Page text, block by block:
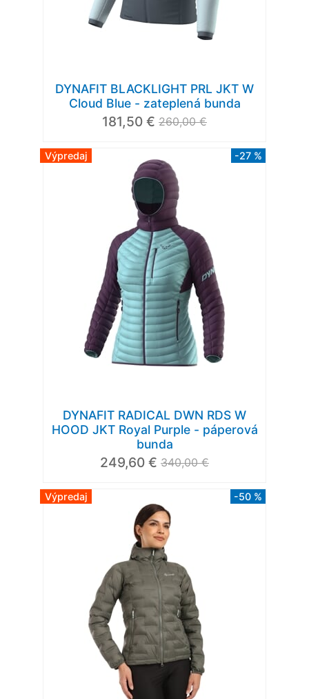
DYNAFIT BLACKLIGHT PRL JKT W
Cloud Blue - zateplená bunda
181,50 € 260,00 €
Výpredaj -27 %
DYNAFIT RADICAL DWN RDS W
HOOD JKT Royal Purple - páperová
bunda
249,60 € 340,00 €
Výpredaj -50 %